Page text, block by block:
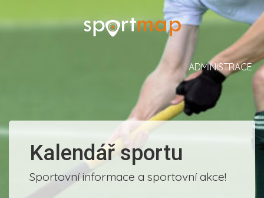
ADMINISTRACE
Kalendář sportu
Sportovní informace a sportovní akce!